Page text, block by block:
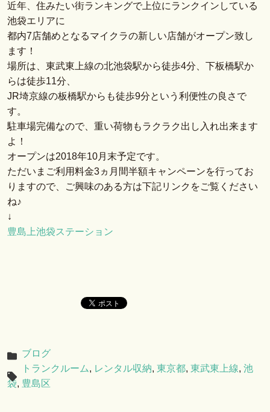
近年、住みたい街ランキングで上位にランクインしている
池袋エリアに
都内7店舗めとなるマイクラの新しい店舗がオープン致し
ます！
場所は、東武東上線の北池袋駅から徒歩4分、下板橋駅か
らは徒歩11分、
JR埼京線の板橋駅からも徒歩9分という利便性の良さで
す。
駐車場完備なので、重い荷物もラクラク出し入れ出来ます
よ！
オープンは2018年10月末予定です。
ただいまご利用料金3ヵ月間半額キャンペーンを行ってお
りますので、ご興味のある方は下記リンクをご覧ください
ね♪
↓
豊島上池袋ステーション
ブログ
トランクルーム, レンタル収納, 東京都, 東武東上線, 池
袋, 豊島区